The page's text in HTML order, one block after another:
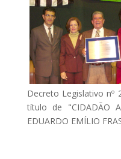
Decreto Legislativo nº
título de "CIDADÃO
EDUARDO EMÍLIO